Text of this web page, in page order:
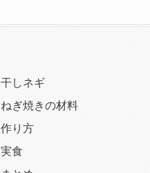
干しネギ
ねぎ焼きの材料
作り方
実食